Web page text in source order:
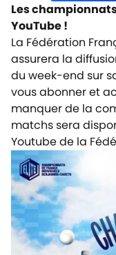
Les
YouTube !
La Fédération
assurera la
du week-end sur
vous abonner et
manquer de la
matchs sera
Youtubede la